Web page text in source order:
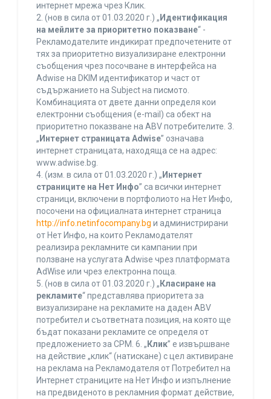
интернет мрежа чрез Клик.
2. (нов в сила от 01.03.2020 г.) „ Идентификация
на мейлите за приоритетно показване“ -
Рекламодателите индикират предпочетените от
тях за приоритетно визуализиране електронни
съобщения чрез посочване в интерфейса на
Adwise на DKIM идентификатор и част от
съдържанието на Subject на писмото.
Комбинацията от двете данни определя кои
електронни съобщения (e-mail) са обект на
приоритетно показване на ABV потребителите. 3.
„ Интернет страницата Adwise” означава
интернет страницата, находяща се на адрес:
www.adwise.bg.
4. (изм. в сила от 01.03.2020 г.) „ Интернет
страниците на Нет Инфо” са всички интернет
страници, включени в портфолиото на Нет Инфо,
посочени на официалната интернет страница
http://info.netinfocompany.bg и администрирани
от Нет Инфо, на които Рекламодателят
реализира рекламните си кампании при
ползване на услугата Adwise чрез платформата
AdWise или чрез електронна поща.
5. (нов в сила от 01.03.2020 г.) „ Класиране на
рекламите“ представлява приоритета за
визуализиране на рекламите на даден ABV
потребител и съответната позиция, на която ще
бъдат показани рекламите се определя от
предложението за CPM. 6. „ Клик” е извършване
на действие „клик“ (натискане) с цел активиране
на реклама на Рекламодателя от Потребител на
Интернет страниците на Нет Инфо и изпълнение
на предвиденото в рекламния формат действие,